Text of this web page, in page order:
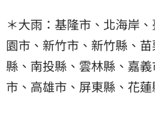
＊大雨：基隆市、北海岸
園市、新竹市、新竹縣、
縣、南投縣、雲林縣、嘉
市、高雄市、屏東縣、花